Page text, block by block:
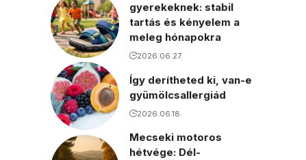
gyerekeknek: stabil
tartás és kényelem a
meleg hónapokra
2026.06.27.
Így derítheted ki, van-e
gyümölcsallergiád
2026.06.18.
Mecseki motoros
hétvége: Dél-